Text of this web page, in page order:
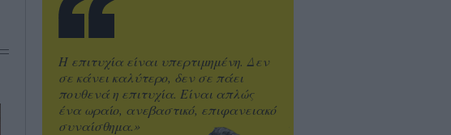
Η επιτυχία είναι υπερτιμημένη. Δεν
σε κάνει καλύτερο, δεν σε πάει
πουθενά η επιτυχία. Είναι απλώς
ένα ωραίο, ανεβαστικό, επιφανειακό
συναίσθημα.»